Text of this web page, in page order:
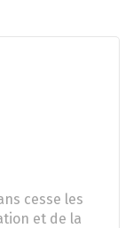
cesse les
et de la